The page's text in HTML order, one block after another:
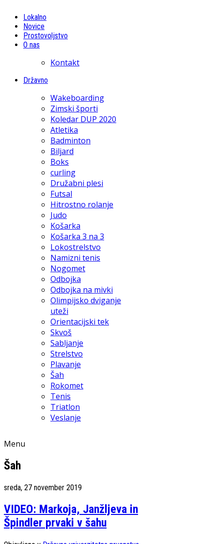
Lokalno
Novice
Prostovoljstvo
O nas
Kontakt
Državno
Wakeboarding
Zimski športi
Koledar DUP 2020
Atletika
Badminton
Biljard
Boks
curling
Družabni plesi
Futsal
Hitrostno rolanje
Judo
Košarka
Košarka 3 na 3
Lokostrelstvo
Namizni tenis
Nogomet
Odbojka
Odbojka na mivki
Olimpijsko dviganje
uteži
Orientacijski tek
Skvoš
Sabljanje
Strelstvo
Plavanje
Šah
Rokomet
Tenis
Triatlon
Veslanje
Menu
Šah
sreda, 27 november 2019
VIDEO: Markoja, Janžljeva in
Špindler prvaki v šahu